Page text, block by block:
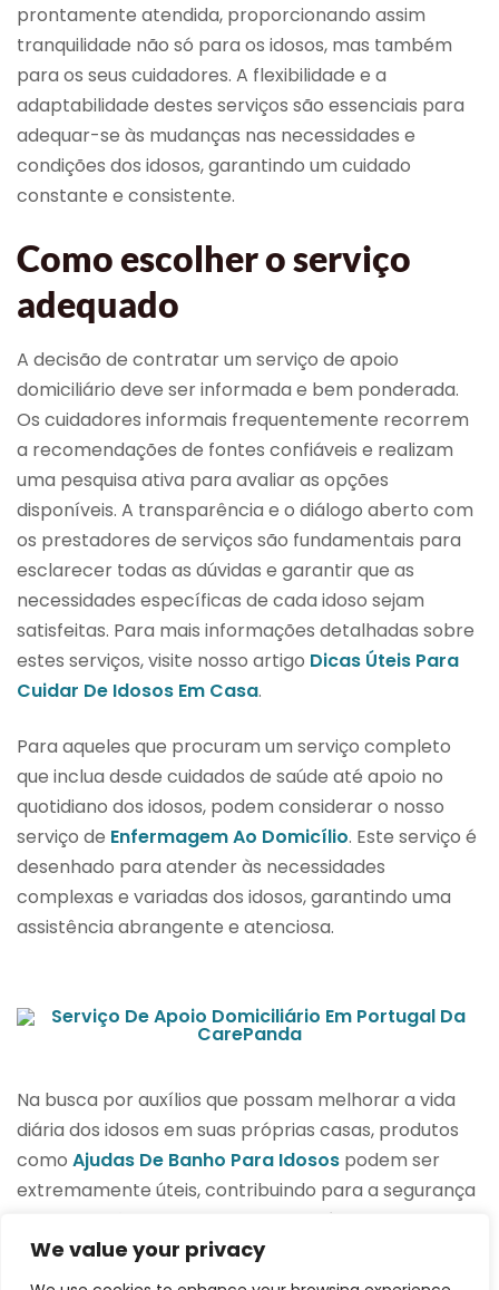
We value your privacy
prontamente atendida, proporcionando assim
tranquilidade não só para os idosos, mas também
para os seus cuidadores. A flexibilidade e a
adaptabilidade destes serviços são essenciais para
adequar-se às mudanças nas necessidades e
condições dos idosos, garantindo um cuidado
constante e consistente.
Como escolher o serviço
adequado
A decisão de contratar um serviço de apoio
domiciliário deve ser informada e bem ponderada.
Os cuidadores informais frequentemente recorrem
a recomendações de fontes confiáveis e realizam
uma pesquisa ativa para avaliar as opções
disponíveis. A transparência e o diálogo aberto com
os prestadores de serviços são fundamentais para
esclarecer todas as dúvidas e garantir que as
necessidades específicas de cada idoso sejam
satisfeitas. Para mais informações detalhadas sobre
estes serviços, visite nosso artigo Dicas Úteis Para
Cuidar De Idosos Em Casa.
Para aqueles que procuram um serviço completo
que inclua desde cuidados de saúde até apoio no
quotidiano dos idosos, podem considerar o nosso
serviço de Enfermagem Ao Domicílio. Este serviço é
desenhado para atender às necessidades
complexas e variadas dos idosos, garantindo uma
assistência abrangente e atenciosa.
Na busca por auxílios que possam melhorar a vida
diária dos idosos em suas próprias casas, produtos
como Ajudas De Banho Para Idosos podem ser
extremamente úteis, contribuindo para a segurança
e independência no ambiente doméstico.